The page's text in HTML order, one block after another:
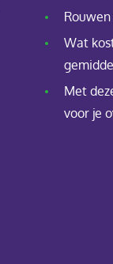
Wat
Met
voor je